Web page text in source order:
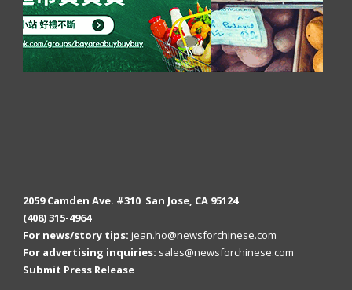
2059 Camden Ave. #310 San Jose, CA 95124
(408) 315-4964
For news/story tips: jean.ho@newsforchinese.com
For advertising inquiries: sales@newsforchinese.com
Submit Press Release